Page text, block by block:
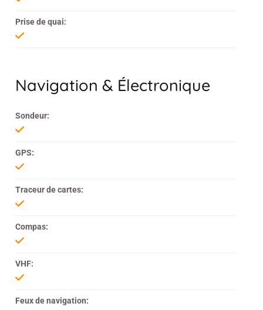
Prise de quai:
Navigation & Électronique
Sondeur:
GPS:
Traceur de cartes:
Compas:
VHF:
Feux de navigation: